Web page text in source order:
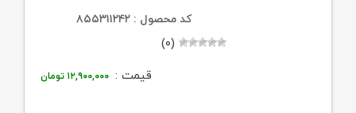
کد محصول : ۸۵۵۳۱۱۲۴۲
(۰)
قیمت : ۱۲,۹۰۰,۰۰۰ تومان